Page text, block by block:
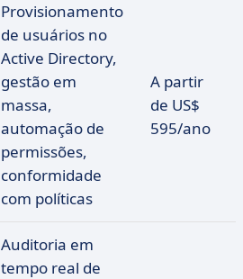
Provisionamento
de usuários no
Active Directory,
gestão em
massa,
automação de
permissões,
conformidade
com políticas
A partir
de US$
595/ano
Auditoria em
tempo real de